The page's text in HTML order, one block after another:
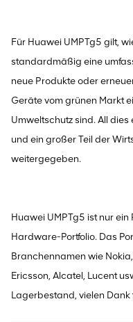
Für Huawei UMPTg5 gilt,
standardmäßig eine
neue Produkte oder
Geräte vom grünen Markt
Umweltschutz sind. All
und ein großer Teil der
weitergegeben.
Huawei UMPTg5 ist nur
Hardware-Portfolio. Das
Branchennamen wie
Ericsson, Alcatel, Lucent
Lagerbestand, vielen